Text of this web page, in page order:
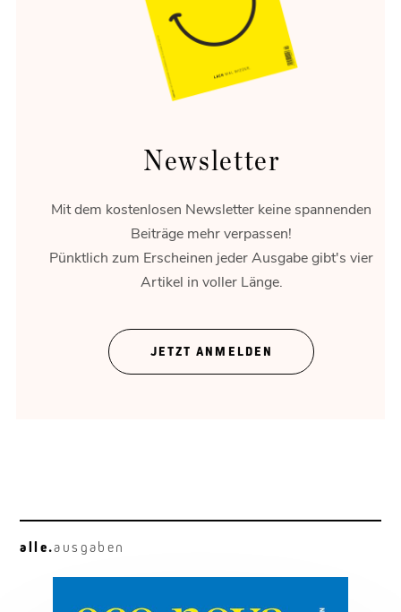
Eine schöne Umgebung verändert, wie wir reisen,
entspannen und erinnern.
Theater ohne Zeigefinger
Gregor Bloéb über „Feuernacht“. Und mehr.
Newsletter
Mit dem kostenlosen Newsletter keine spannenden
Beiträge mehr verpassen!
Pünktlich zum Erscheinen jeder Ausgabe gibt's vier
Artikel in voller Länge.
JETZT ANMELDEN
alle.ausgaben